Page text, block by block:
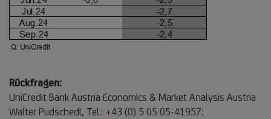
Rückfragen:
UniCredit Bank Austria Economics & Market Analysis Austria
Walter Pudschedl, Tel.: +43 (0) 5 05 05-41957;